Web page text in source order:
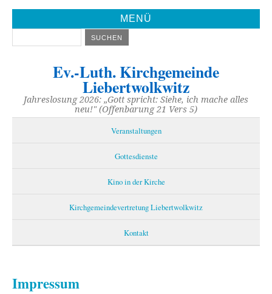
MENÜ
Ev.-Luth. Kirchgemeinde
Liebertwolkwitz
Jahreslosung 2026: „Gott spricht: Siehe, ich mache alles
neu!" (Offenbarung 21 Vers 5)
Veranstaltungen
Gottesdienste
Kino in der Kirche
Kirchgemeindevertretung Liebertwolkwitz
Kontakt
Impressum